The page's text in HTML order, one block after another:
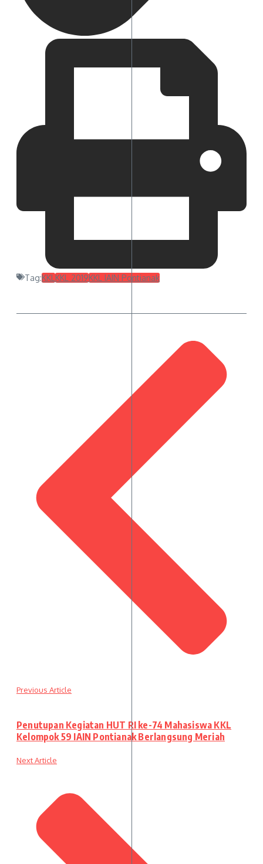
Tag:KKL KKL 2019KKL IAIN Pontianak
Previous Article
Penutupan Kegiatan HUT RI ke-74 Mahasiswa KKL
Kelompok 59 IAIN Pontianak Berlangsung Meriah
Next Article